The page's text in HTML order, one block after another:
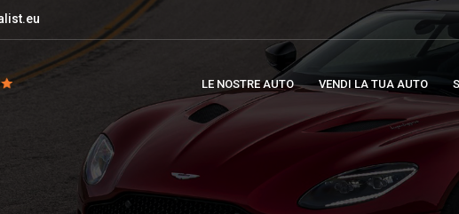
LE NOSTRE AUTO VENDI LA TUA AUTO